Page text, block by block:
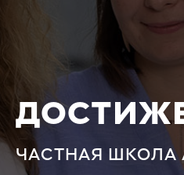
ЧАСТНАЯ ШКОЛА